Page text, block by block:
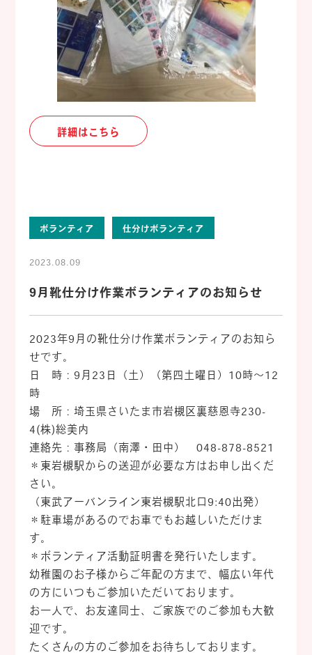
詳細はこちら
ボランティア 仕分けボランティア
2023.08.09
9月靴仕分け作業ボランティアのお知らせ
2023年9月の靴仕分け作業ボランティアのお知ら
せです。
日 時：9月23日（土）（第四土曜日）10時～12
時
場 所：埼玉県さいたま市岩槻区裏慈恩寺230-
4(株)総美内
連絡先：事務局（南澤・田中） 048-878-8521
＊東岩槻駅からの送迎が必要な方はお申し出くだ
さい。
（東武アーバンライン東岩槻駅北口9:40出発）
＊駐車場があるのでお車でもお越しいただけま
す。
＊ボランティア活動証明書を発行いたします。
幼稚園のお子様からご年配の方まで、幅広い年代
の方にいつもご参加いただいております。
お一人で、お友達同士、ご家族でのご参加も大歓
迎です。
たくさんの方のご参加をお待ちしております。